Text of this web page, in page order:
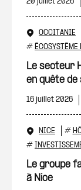
OCCITANIE
#
Le secteur
en quête de
16 juillet 2026
NICE #
#
Le groupe
à Nice